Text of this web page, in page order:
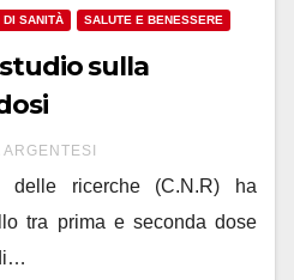
DI SANITÀ SALUTE E BENESSERE
sulla
ARGENTESI
delle ricerche (C.N.R) ha
tra prima e seconda dose